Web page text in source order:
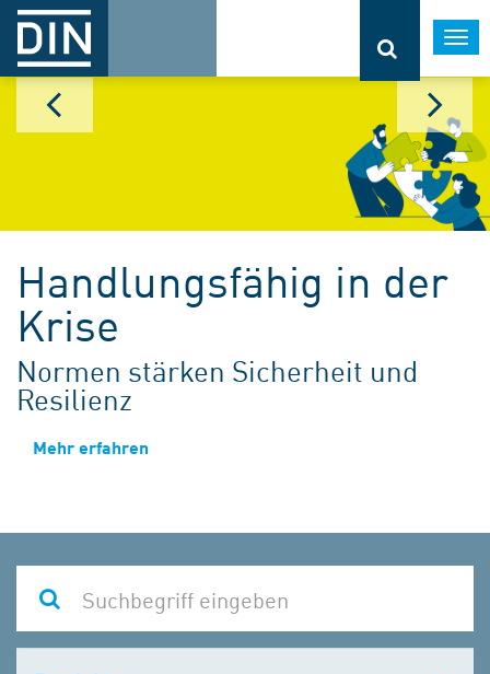
Handlungsfähig in der
Krise
Normen stärken Sicherheit und
Resilienz
Mehr erfahren